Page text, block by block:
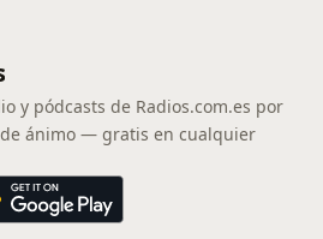
y pódcasts de Radios.com.es por
ánimo — gratis en cualquier